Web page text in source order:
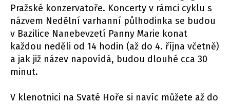
Pražské konzervatoře. Koncerty v rámci cyklu s
názvem Nedělní varhanní půlhodinka se budou
v Bazilice Nanebevzetí Panny Marie konat
každou neděli od 14 hodin (až do 4. října včetně)
a jak již název napovídá, budou dlouhé cca 30
minut.
V klenotnici na Svaté Hoře si navíc můžete až do